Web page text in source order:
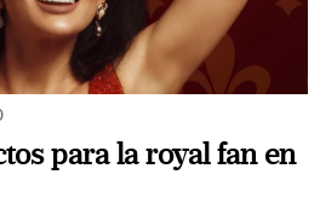
para la royal fan en